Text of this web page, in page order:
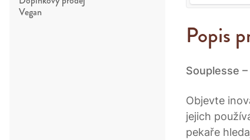
Vegan
Popis
Souplesse
Objevte
jejich
pekaře